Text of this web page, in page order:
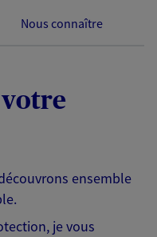
Nous connaître
votre
ensemble
je vous